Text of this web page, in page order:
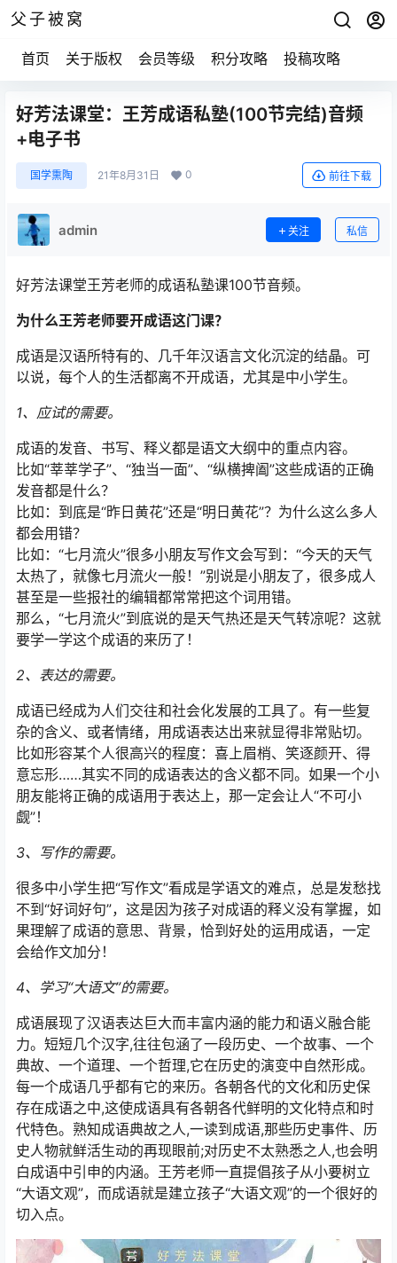
父子被窝
首页 关于版权 会员等级 积分攻略 投稿攻略
好芳法课堂：王芳成语私塾(100节完结)音频
+电子书
国学熏陶 21年8月31日 0 前往下载
admin 关注 私信
好芳法课堂王芳老师的成语私塾课100节音频。
为什么王芳老师要开成语这门课？
成语是汉语所特有的、几千年汉语言文化沉淀的结晶。可
以说，每个人的生活都离不开成语，尤其是中小学生。
1、应试的需要。
成语的发音、书写、释义都是语文大纲中的重点内容。
比如“莘莘学子”、“独当一面”、“纵横捭阖”这些成语的正确
发音都是什么？
比如：到底是“昨日黄花”还是“明日黄花”？为什么这么多人
都会用错？
比如：“七月流火”很多小朋友写作文会写到：“今天的天气
太热了，就像七月流火一般！”别说是小朋友了，很多成人
甚至是一些报社的编辑都常常把这个词用错。
那么，“七月流火”到底说的是天气热还是天气转凉呢？这就
要学一学这个成语的来历了！
2、表达的需要。
成语已经成为人们交往和社会化发展的工具了。有一些复
杂的含义、或者情绪，用成语表达出来就显得非常贴切。
比如形容某个人很高兴的程度：喜上眉梢、笑逐颜开、得
意忘形……其实不同的成语表达的含义都不同。如果一个小
朋友能将正确的成语用于表达上，那一定会让人“不可小
觑”！
3、写作的需要。
很多中小学生把“写作文”看成是学语文的难点，总是发愁找
不到“好词好句”，这是因为孩子对成语的释义没有掌握，如
果理解了成语的意思、背景，恰到好处的运用成语，一定
会给作文加分！
4、学习“大语文”的需要。
成语展现了汉语表达巨大而丰富内涵的能力和语义融合能
力。短短几个汉字,往往包涵了一段历史、一个故事、一个
典故、一个道理、一个哲理,它在历史的演变中自然形成。
每一个成语几乎都有它的来历。各朝各代的文化和历史保
存在成语之中,这使成语具有各朝各代鲜明的文化特点和时
代特色。熟知成语典故之人,一读到成语,那些历史事件、历
史人物就鲜活生动的再现眼前;对历史不太熟悉之人,也会明
白成语中引申的内涵。王芳老师一直提倡孩子从小要树立
“大语文观”，而成语就是建立孩子“大语文观”的一个很好的
切入点。